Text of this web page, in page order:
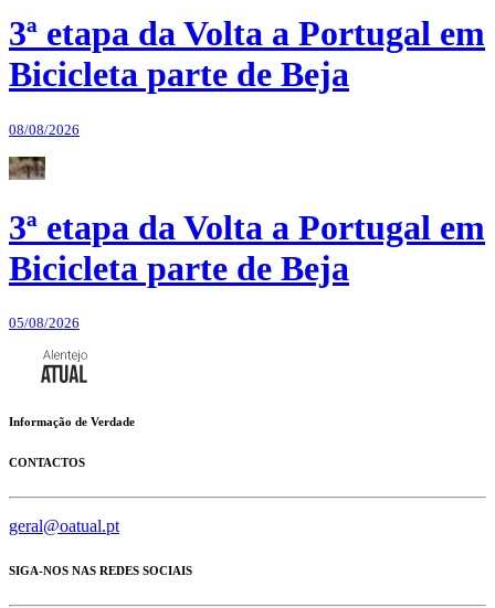
3ª etapa da Volta a Portugal em
Bicicleta parte de Beja
08/08/2026
3ª etapa da Volta a Portugal em
Bicicleta parte de Beja
05/08/2026
Informação de Verdade
CONTACTOS
geral@oatual.pt
SIGA-NOS NAS REDES SOCIAIS